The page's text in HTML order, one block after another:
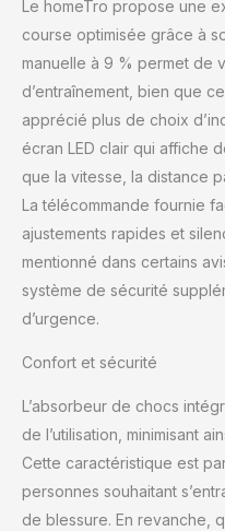
Le homeTro propose une
course optimisée grâce à
manuelle à 9 % permet de
d’entraînement, bien que
apprécié plus de choix
écran LED clair qui affiche
que la vitesse, la distance
La télécommande fournie
ajustements rapides et
mentionné dans certains
système de sécurité
d’urgence.
Confort et sécurité
L’absorbeur de chocs
de l’utilisation, minimisant
Cette caractéristique est
personnes souhaitant
de blessure. En revanche,